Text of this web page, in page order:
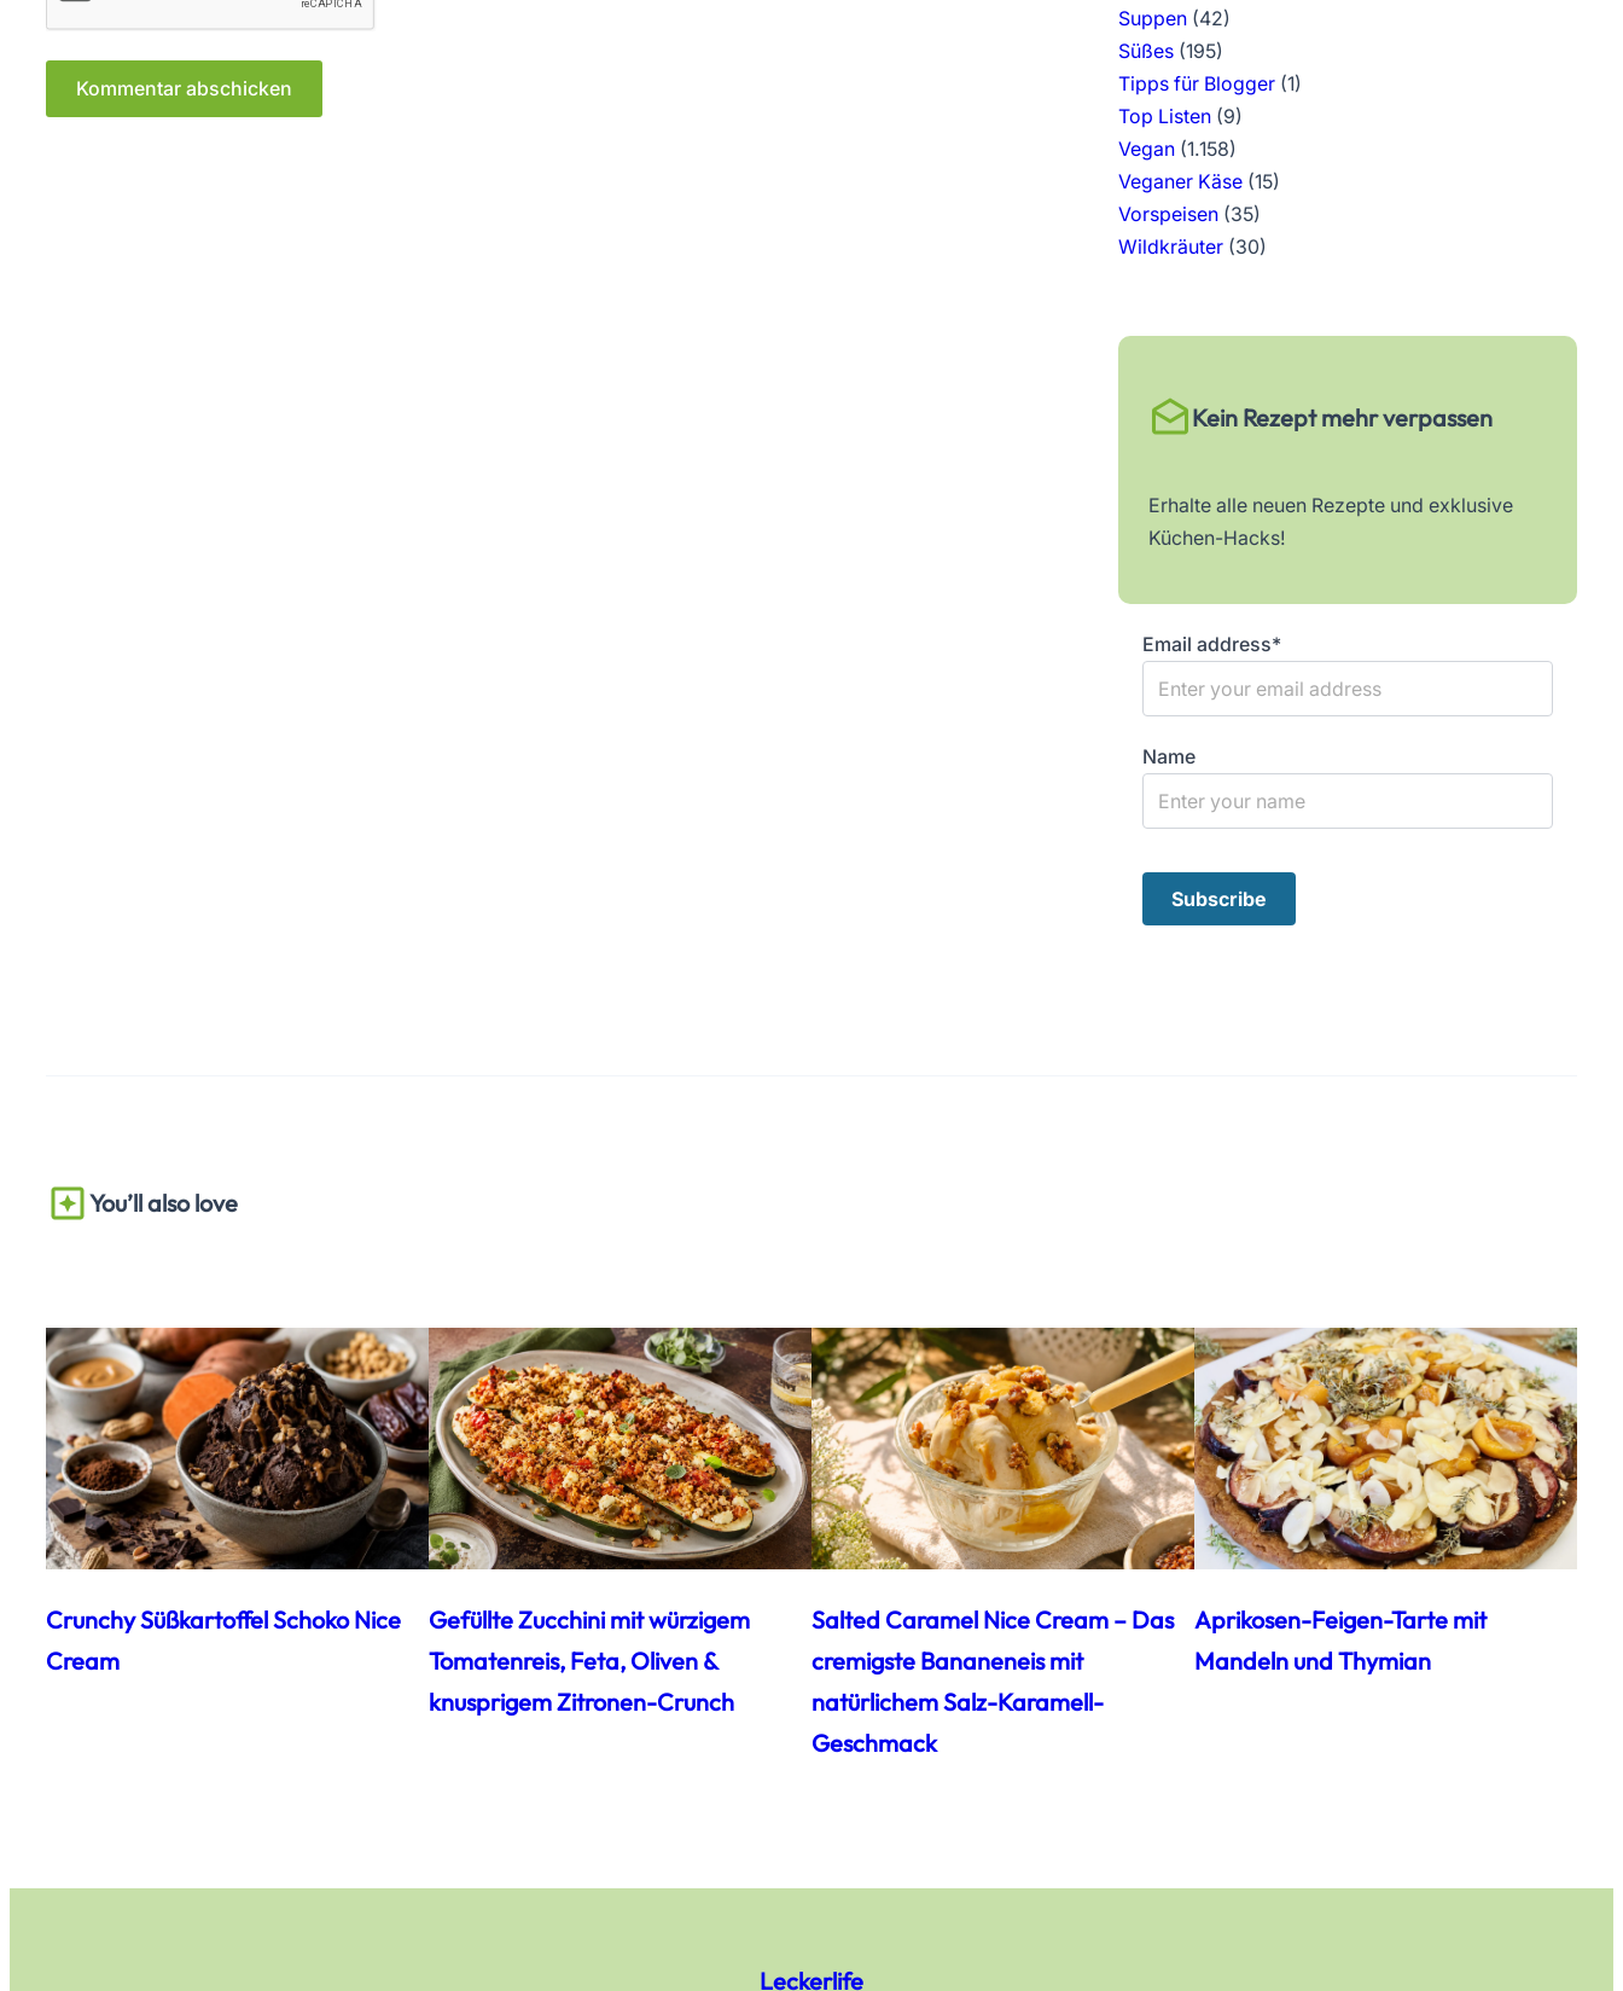
Suppen(42)
Süßes(195)
Tipps für Blogger(1)
Top Listen(9)
Vegan(1.158)
Veganer Käse(15)
Vorspeisen(35)
Wildkräuter(30)
Kein Rezept mehr verpassen
Erhalte alle neuen Rezepte und exklusive
Küchen-Hacks!
Email address*
Name
You’ll also love
Crunchy Süßkartoffel Schoko Nice
Cream
Gefüllte Zucchini mit würzigem
Tomatenreis, Feta, Oliven &
knusprigem Zitronen-Crunch
Salted Caramel Nice Cream – Das
cremigste Bananeneis mit
natürlichem Salz-Karamell-
Geschmack
Aprikosen-Feigen-Tarte mit
Mandeln und Thymian
Leckerlife